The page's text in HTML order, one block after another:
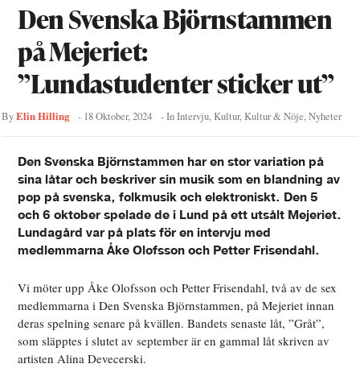
Den Svenska Björnstammen
på Mejeriet:
”Lundastudenter sticker ut”
ByElin Hilling - 18 Oktober, 2024 - InIntervju, Kultur, Kultur & Nöje,Nyheter
Den Svenska Björnstammen har en stor variation på
sina låtar och beskriver sin musik som en blandning av
pop på svenska, folkmusik och elektroniskt. Den 5
och 6 oktober spelade de i Lund på ett utsålt Mejeriet.
Lundagård var på plats för en intervju med
medlemmarna Åke Olofsson och Petter Frisendahl.
Vi möter upp Åke Olofsson och Petter Frisendahl, två av de sex
medlemmarna i Den Svenska Björnstammen, på Mejeriet innan
deras spelning senare på kvällen. Bandets senaste låt, ”Gråt”,
som släpptes i slutet av september är en gammal låt skriven av
artisten Alina Devecerski.